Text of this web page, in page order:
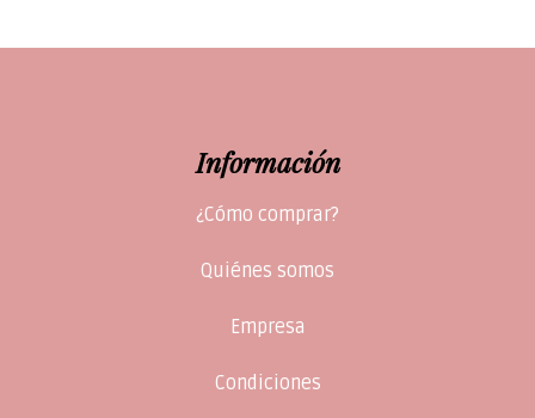
Información
¿Cómo comprar?
Quiénes somos
Empresa
Condiciones